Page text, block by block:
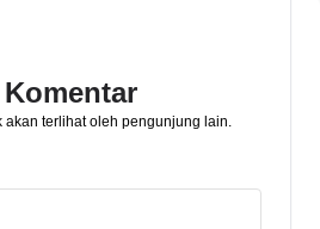
akan terlihat oleh pengunjung lain.